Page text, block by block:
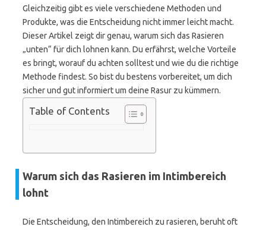
Gleichzeitig gibt es viele verschiedene Methoden und
Produkte, was die Entscheidung nicht immer leicht macht.
Dieser Artikel zeigt dir genau, warum sich das Rasieren
„unten“ für dich lohnen kann. Du erfährst, welche Vorteile
es bringt, worauf du achten solltest und wie du die richtige
Methode findest. So bist du bestens vorbereitet, um dich
sicher und gut informiert um deine Rasur zu kümmern.
Table of Contents
Warum sich das Rasieren im Intimbereich
lohnt
Die Entscheidung, den Intimbereich zu rasieren, beruht oft